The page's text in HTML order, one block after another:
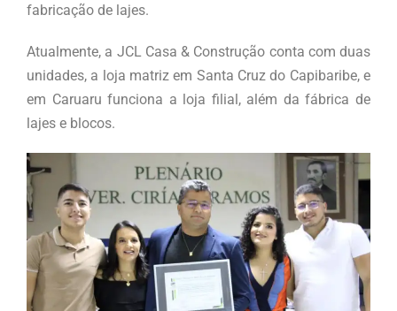
fabricação de lajes.
Atualmente, a JCL Casa & Construção conta com duas
unidades, a loja matriz em Santa Cruz do Capibaribe, e
em Caruaru funciona a loja filial, além da fábrica de
lajes e blocos.